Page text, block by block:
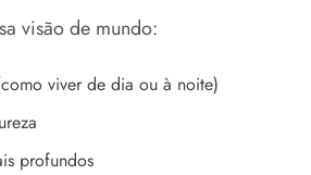
visão de mundo:
viver de dia ou à noite)
profundos